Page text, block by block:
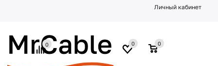
Личный кабинет
0
0
0